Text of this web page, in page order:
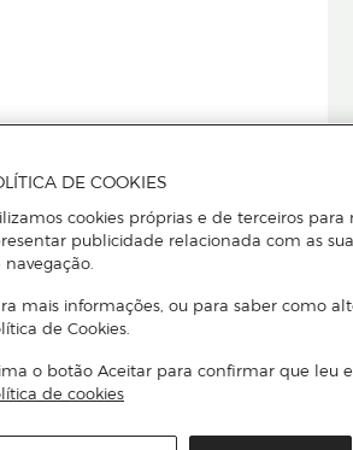
ou
DE COOKIES
cookies próprias e de terceiros para
publicidade relacionada com as
navegação.
mais informações, ou para saber como
de Cookies.
o botão Aceitar para confirmar que leu
de cookies